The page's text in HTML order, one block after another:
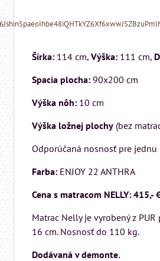
Šírka: 114 cm, Výška: 111 cm,
Spacia plocha: 90x200 cm
Výška nôh: 10 cm
Výška ložnej plochy (bez
Odporúčaná nosnosť pre
Farba: ENJOY 22 ANTHRA
Cena s matracom NELLY: 415,-
Matrac Nelly je vyrobený z
16 cm. Nosnosť do 110 kg.
Dodávaná v demonte.
CHESTER -
VÝPREDAJ
elegancie kreslo a
pohovka LONDON
CHESTER.